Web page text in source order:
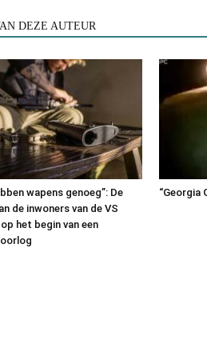
DEZE AUTEUR
wapens genoeg”: De
de inwoners van de VS
het begin van een
“Georgia